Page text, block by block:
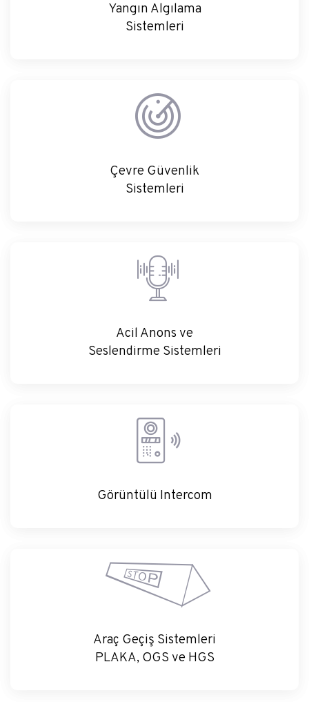
Yangın Algılama
Sistemleri
Çevre Güvenlik
Çevre Güvenlik
Sistemleri
Acil Anons
Acil Anons ve
Seslendirme Sistemleri
Görüntülü Intercom
Görüntülü Intercom
Araç Geçiş Sistemleri
Araç Geçiş Sistemleri
PLAKA, OGS ve HGS